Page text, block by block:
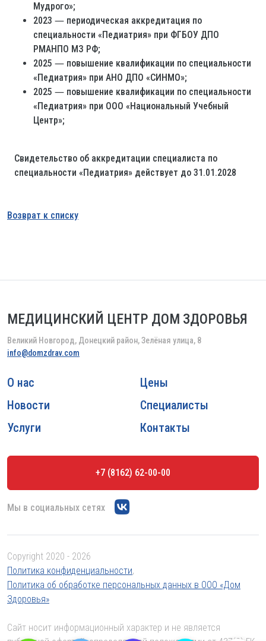
Мудрого»;
2023 ― периодическая аккредитация по
специальности «Педиатрия» при ФГБОУ ДПО
РМАНПО МЗ РФ;
2025 ― повышение квалификации по специальности
«Педиатрия» при АНО ДПО «СИНМО»;
2025 ― повышение квалификации по специальности
«Педиатрия» при ООО «Национальный Учебный
Центр»;
Свидетельство об аккредитации специалиста по
специальности «Педиатрия» действует до 31.01.2028
Возврат к списку
МЕДИЦИНСКИЙ ЦЕНТР ДОМ ЗДОРОВЬЯ
Великий Новгород, Донецкий район, Зелёная улица, 8
info@domzdrav.com
О нас
Новости
Услуги
Цены
Специалисты
Контакты
+7 (8162) 62-00-00
Мы в социальных сетях
Copyright 2020 - 2026
Политика конфиденциальности,
Политика об обработке персональных данных в ООО «Дом
Здоровья»
Сайт носит информационный характер и не является